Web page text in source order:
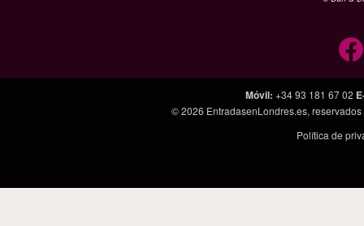
Móvil: +34 93 181 67 02
© 2026 EntradasenLondres.es,
Política de